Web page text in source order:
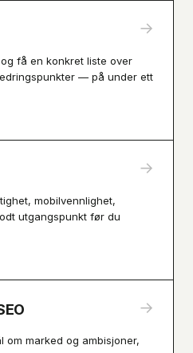
→
få en konkret liste over
— på under ett
→
mobilvennlighet,
utgangspunkt før du
→
om marked og ambisjoner,